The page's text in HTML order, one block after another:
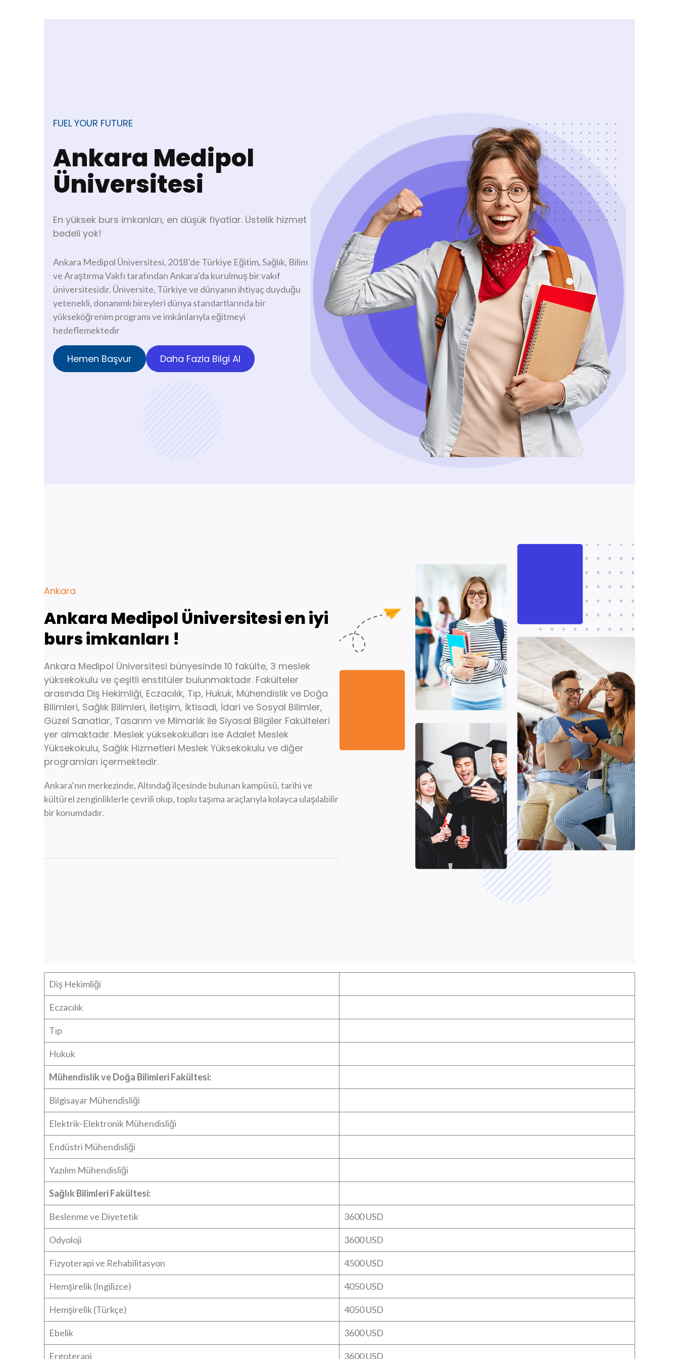
FUEL YOUR FUTURE
Ankara Medipol
Üniversitesi
En yüksek burs imkanları, en düşük fiyatlar. Üstelik hizmet
bedeli yok!
​Ankara Medipol Üniversitesi, 2018’de Türkiye Eğitim, Sağlık, Bilim
ve Araştırma Vakfı tarafından Ankara’da kurulmuş bir vakıf
üniversitesidir. Üniversite, Türkiye ve dünyanın ihtiyaç duyduğu
yetenekli, donanımlı bireyleri dünya standartlarında bir
yükseköğrenim programı ve imkânlarıyla eğitmeyi
hedeflemektedir
Hemen Başvur Daha Fazla Bilgi Al
Ankara
Ankara Medipol Üniversitesi en iyi
burs imkanları !
Ankara Medipol Üniversitesi bünyesinde 10 fakülte, 3 meslek
yüksekokulu ve çeşitli enstitüler bulunmaktadır. Fakülteler
arasında Diş Hekimliği, Eczacılık, Tıp, Hukuk, Mühendislik ve Doğa
Bilimleri, Sağlık Bilimleri, İletişim, İktisadi, İdari ve Sosyal Bilimler,
Güzel Sanatlar, Tasarım ve Mimarlık ile Siyasal Bilgiler Fakülteleri
yer almaktadır. Meslek yüksekokulları ise Adalet Meslek
Yüksekokulu, Sağlık Hizmetleri Meslek Yüksekokulu ve diğer
programları içermektedir.​
Ankara’nın merkezinde, Altındağ ilçesinde bulunan kampüsü, tarihi ve
kültürel zenginliklerle çevrili olup, toplu taşıma araçlarıyla kolayca ulaşılabilir
bir konumdadır.
Diş Hekimliği
Eczacılık
Tıp
Hukuk
Mühendislik ve Doğa Bilimleri Fakültesi:
Bilgisayar Mühendisliği
Elektrik-Elektronik Mühendisliği
Endüstri Mühendisliği
Yazılım Mühendisliği
Sağlık Bilimleri Fakültesi:
Beslenme ve Diyetetik 3600 USD
Odyoloji 3600 USD
Fizyoterapi ve Rehabilitasyon 4500 USD
Hemşirelik (İngilizce) 4050 USD
Hemşirelik (Türkçe) 4050 USD
Ebelik 3600 USD
Ergoterapi 3600 USD